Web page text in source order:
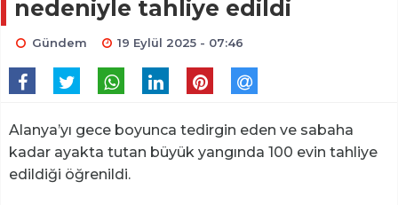
nedeniyle tahliye edildi
Gündem 19 Eylül 2025 - 07:46
Alanya’yı gece boyunca tedirgin eden ve sabaha
kadar ayakta tutan büyük yangında 100 evin tahliye
edildiği öğrenildi.